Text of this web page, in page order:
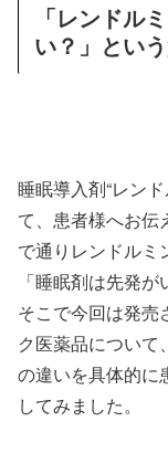
「レンドル
い？」とい
睡眠導入剤“レン
て、患者様へお伝
で通りレンドルミ
「睡眠剤は先発
そこで今回は発売
ク医薬品について
の違いを具体的に
してみました。